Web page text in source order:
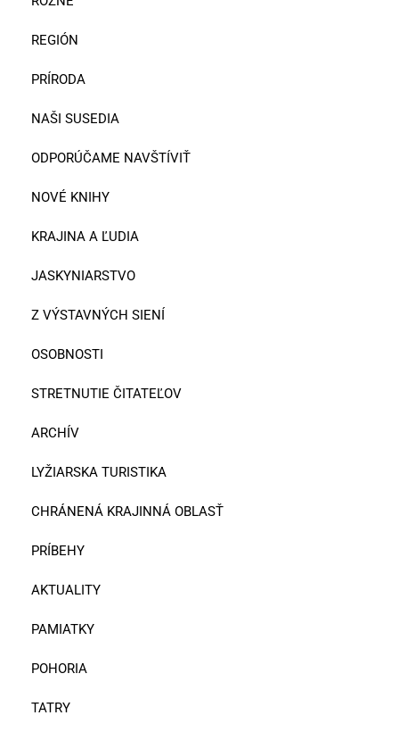
REGIÓN
PRÍRODA
NAŠI SUSEDIA
ODPORÚČAME NAVŠTÍVIŤ
NOVÉ KNIHY
KRAJINA A ĽUDIA
JASKYNIARSTVO
Z VÝSTAVNÝCH SIENÍ
OSOBNOSTI
STRETNUTIE ČITATEĽOV
ARCHÍV
LYŽIARSKA TURISTIKA
CHRÁNENÁ KRAJINNÁ OBLASŤ
PRÍBEHY
AKTUALITY
PAMIATKY
POHORIA
TATRY